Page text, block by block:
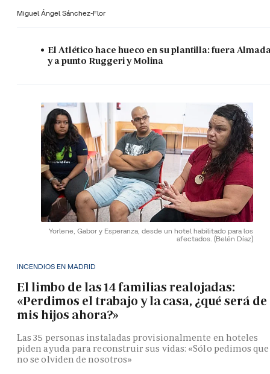
Miguel Ángel Sánchez-Flor
El Atlético hace hueco en su plantilla: fuera
y a punto Ruggeri y Molina
Yorlene, Gabor y Esperanza, desde un hotel habilitado para los
afectados. (Belén Díaz)
INCENDIOS EN MADRID
El limbo de las 14 familias realojadas:
«Perdimos el trabajo y la casa, ¿qué será de
mis hijos ahora?»
Las 35 personas instaladas provisionalmente en hoteles
piden ayuda para reconstruir sus vidas: «Sólo pedimos que
no se olviden de nosotros»